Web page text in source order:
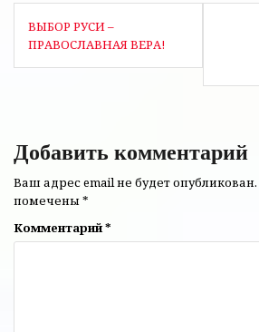
Навигация
по
ВЫБОР РУСИ –
ПРАВОСЛАВНАЯ ВЕРА!
Добавить комментарий
Ваш адрес email не будет опубликован.
помечены *
Комментарий*